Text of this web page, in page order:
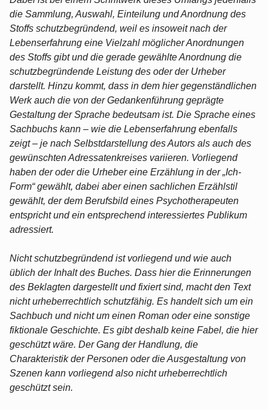
die Sammlung, Auswahl, Einteilung und Anordnung des
Stoffs schutzbegründend, weil es insoweit nach der
Lebenserfahrung eine Vielzahl möglicher Anordnungen
des Stoffs gibt und die gerade gewählte Anordnung die
schutzbegründende Leistung des oder der Urheber
darstellt. Hinzu kommt, dass in dem hier gegenständlichen
Werk auch die von der Gedankenführung geprägte
Gestaltung der Sprache bedeutsam ist. Die Sprache eines
Sachbuchs kann – wie die Lebenserfahrung ebenfalls
zeigt – je nach Selbstdarstellung des Autors als auch des
gewünschten Adressatenkreises variieren. Vorliegend
haben der oder die Urheber eine Erzählung in der „Ich-
Form“ gewählt, dabei aber einen sachlichen Erzählstil
gewählt, der dem Berufsbild eines Psychotherapeuten
entspricht und ein entsprechend interessiertes Publikum
adressiert.
Nicht schutzbegründend ist vorliegend und wie auch
üblich der Inhalt des Buches. Dass hier die Erinnerungen
des Beklagten dargestellt und fixiert sind, macht den Text
nicht urheberrechtlich schutzfähig. Es handelt sich um ein
Sachbuch und nicht um einen Roman oder eine sonstige
fiktionale Geschichte. Es gibt deshalb keine Fabel, die hier
geschützt wäre. Der Gang der Handlung, die
Charakteristik der Personen oder die Ausgestaltung von
Szenen kann vorliegend also nicht urheberrechtlich
geschützt sein.